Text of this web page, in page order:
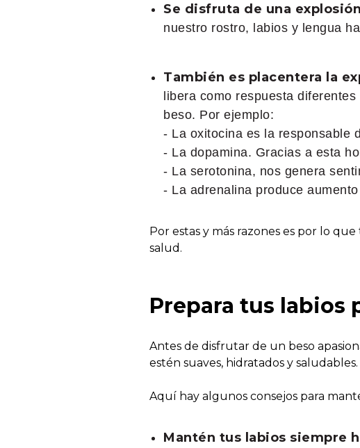
Se disfruta de una
nuestro rostro, labios y lengua
También es placentera la
libera como respuesta
beso. Por ejemplo:
- La oxitocina es la responsable
- La dopamina. Gracias a esta
- La serotonina, nos genera
- La adrenalina produce
Por estas y más razones es por lo
salud.
Prepara tus labios
Antes de disfrutar de un beso
estén suaves, hidratados y saludables.
Aquí hay algunos consejos para
Mantén tus labios siempre